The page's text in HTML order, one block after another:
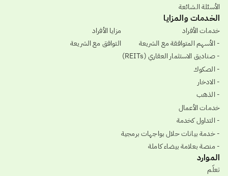
الأسئلة الشائعة
الخدمات والمزايا
خدمات الأفراد
- الأسهم المتوافقة مع الشريعة
- صناديق الاستثمار العقاري (REITs)
- الصكوك
- الادخار
- الذهب
خدمات الأعمال
- التداول كخدمة
- خدمة بيانات حلال بواجهات برمجية
- منصة بعلامة بيضاء كاملة
مزايا الأفراد
التوافق مع الشريعة
الموارد
تعلّم